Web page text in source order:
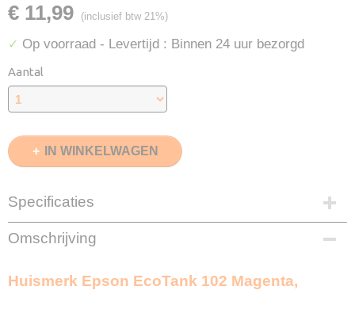
€ 11,99 (inclusief btw 21%)
✓ Op voorraad - Levertijd : Binnen 24 uur bezorgd
Aantal
IN WINKELWAGEN
Specificaties
EAN code
8720153538916
70ml
Omschrijving
Huismerk Epson EcoTank 102 Magenta,